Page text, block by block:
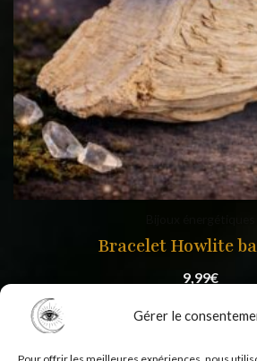
Gérer le
Bracelet Howlite
9,99€